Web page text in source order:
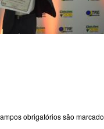
obrigatórios são